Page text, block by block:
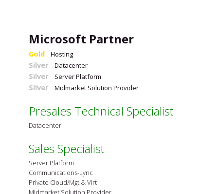
Microsoft Partner
Gold Hosting
Silver Datacenter
Silver Server Platform
Silver Midmarket Solution Provider
Presales Technical Specialist
Datacenter
Sales Specialist
Server Platform
Communications-Lync
Private Cloud/Mgt & Virt
Midmarket Solution Provider